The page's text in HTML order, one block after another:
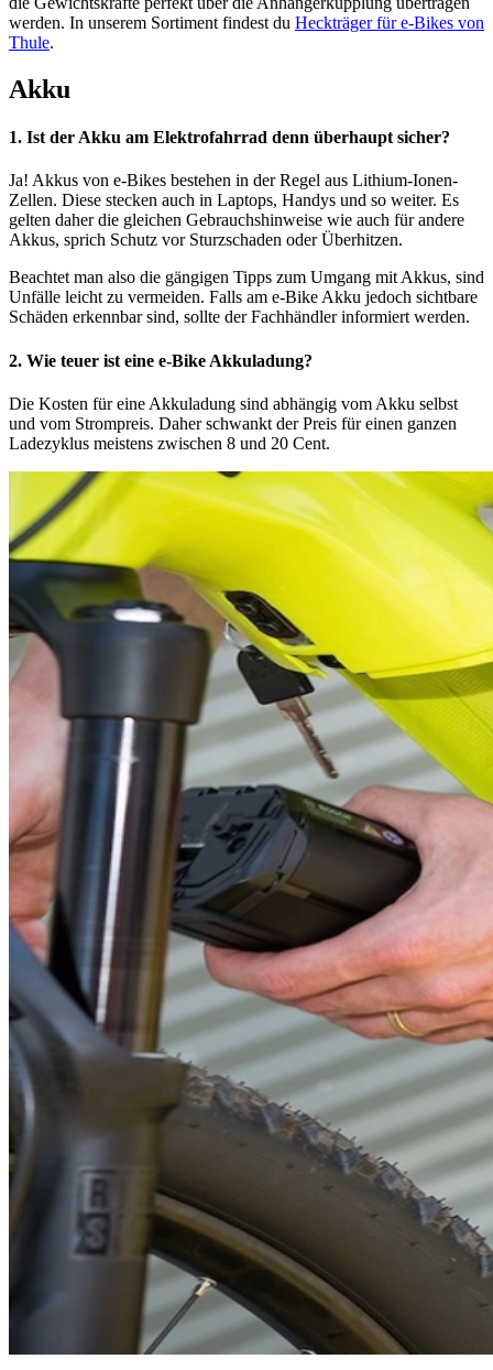
werden. In unserem Sortiment findest du Heckträger für e-Bikes von
Thule.
Akku
1. Ist der Akku am Elektrofahrrad denn überhaupt sicher?
Ja! Akkus von e-Bikes bestehen in der Regel aus Lithium-Ionen-
Zellen. Diese stecken auch in Laptops, Handys und so weiter. Es
gelten daher die gleichen Gebrauchshinweise wie auch für andere
Akkus, sprich Schutz vor Sturzschaden oder Überhitzen.
Beachtet man also die gängigen Tipps zum Umgang mit Akkus, sind
Unfälle leicht zu vermeiden. Falls am e-Bike Akku jedoch sichtbare
Schäden erkennbar sind, sollte der Fachhändler informiert werden.
2. Wie teuer ist eine e-Bike Akkuladung?
Die Kosten für eine Akkuladung sind abhängig vom Akku selbst
und vom Strompreis. Daher schwankt der Preis für einen ganzen
Ladezyklus meistens zwischen 8 und 20 Cent.